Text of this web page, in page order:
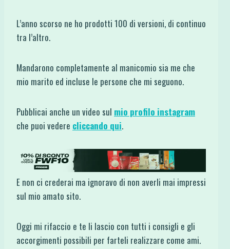
L’anno scorso ne ho prodotti 100 di versioni, di continuo
tra l’altro.
Mandarono completamente al manicomio sia me che
mio marito ed incluse le persone che mi seguono.
Pubblicai anche un video sul mio profilo instagram
che puoi vedere cliccando qui.
E non ci crederai ma ignoravo di non averli mai impressi
sul mio amato sito.
Oggi mi rifaccio e te li lascio con tutti i consigli e gli
accorgimenti possibili per farteli realizzare come ami.